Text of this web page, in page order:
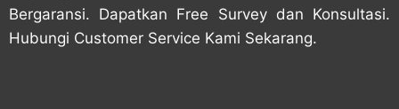
Bergaransi. Dapatkan Free Survey dan Konsultasi.
Hubungi Customer Service Kami Sekarang.